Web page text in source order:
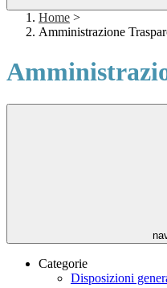
Home >
Amministrazione
Categorie
Disposizioni